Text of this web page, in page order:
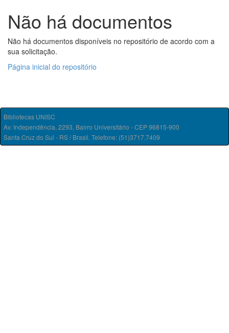
Não há documentos
Não há documentos disponíveis no repositório de acordo com a
sua solicitação.
Página inicial do repositório
Bibliotecas UNISC
Av. Independência, 2293, Bairro Universitário - CEP 96815-900
Santa Cruz do Sul - RS / Brasil. Telefone: (51)3717.7409